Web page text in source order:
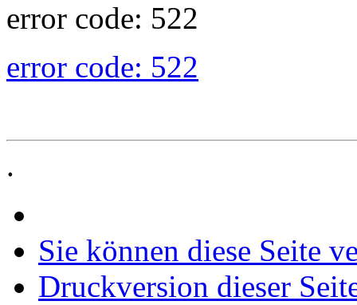
error code: 522
error code: 522
.
Sie können diese Seite
Druckversion dieser